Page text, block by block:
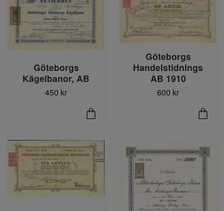
Göteborgs
Kägelbanor, AB
450 kr
Göteborgs
Handelstidnings
AB 1910
600 kr